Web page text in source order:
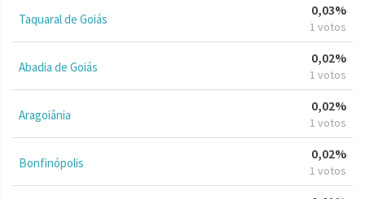
Taquaral de Goiás
0,03%
1 votos
Abadia de Goiás
0,02%
1 votos
Aragoiânia
0,02%
1 votos
Bonfinópolis
0,02%
1 votos